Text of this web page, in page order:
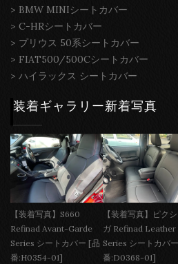
> BMW MINIシートカバー
> C-HRシートカバー
> プリウス 50系シートカバー
> FIAT500/500Cシートカバー
> ハイラックス シートカバー
装着ギャラリー新着写真
【装着写真】S660
Refinad Avant-Garde
Series シートカバー [品
番:H0354-01]
【装着写真】ピク
ガ Refinad Leather
Series シートカバ
番:D0368-01]